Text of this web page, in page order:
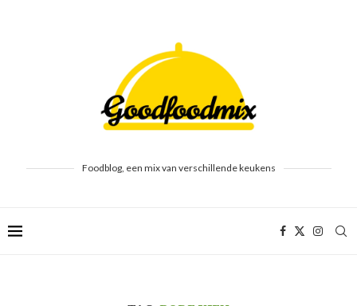
Foodblog, een mix van verschillende keukens